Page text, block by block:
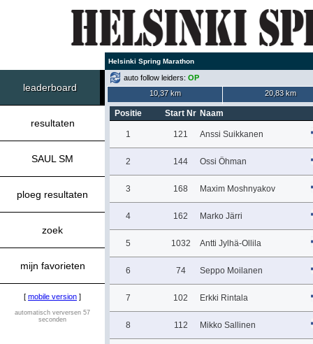
Helsinki Spring Marathon
leaderboard
resultaten
SAUL SM
ploeg resultaten
zoek
mijn favorieten
[ mobile version ]
automatisch verversen 57
seconden
auto follow leiders: OP
10,37 km
20,83 km
Positie Start Nr Naam
1 121 Anssi Suikkanen
2 144 Ossi Öhman
3 168 Maxim Moshnyakov
4 162 Marko Järri
5 1032 Antti Jylhä-Ollila
6 74 Seppo Moilanen
7 102 Erkki Rintala
8 112 Mikko Sallinen